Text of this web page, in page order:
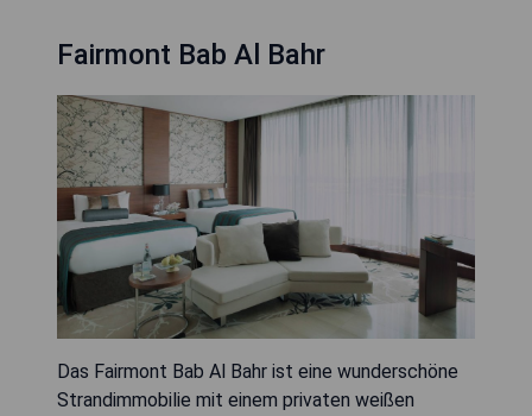
Fairmont Bab Al Bahr
Das Fairmont Bab Al Bahr ist eine wunderschöne
Strandimmobilie mit einem privaten weißen